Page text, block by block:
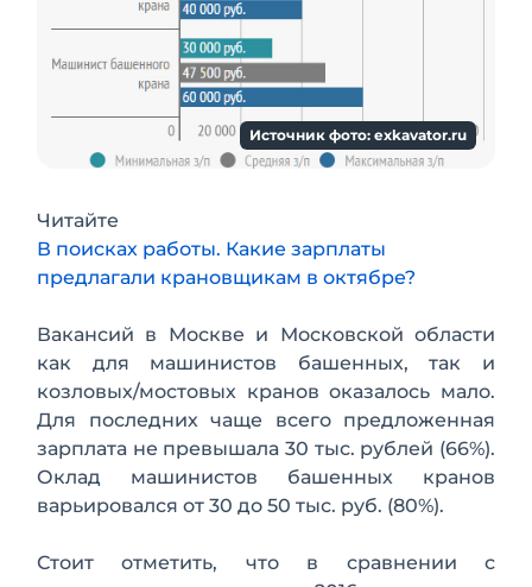
Источник фото: exkavator.ru
Читайте
В поисках работы. Какие зарплаты
предлагали крановщикам в октябре?
Вакансий в Москве и Московской области
как для машинистов башенных, так и
козловых/мостовых кранов оказалось мало.
Для последних чаще всего предложенная
зарплата не превышала 30 тыс. рублей (66%).
Оклад машинистов башенных кранов
варьировался от 30 до 50 тыс. руб. (80%).
Стоит отметить, что в сравнении с